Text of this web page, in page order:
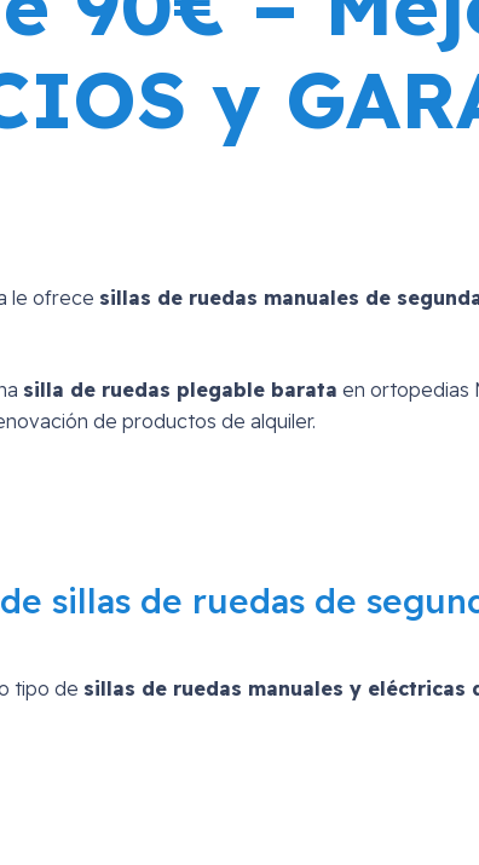
y
le ofrece sillas de ruedas manuales de
silla de ruedas plegable barata en ortopedias
de productos de alquiler.
sillas de ruedas de
tipo de sillas de ruedas manuales y eléctricas